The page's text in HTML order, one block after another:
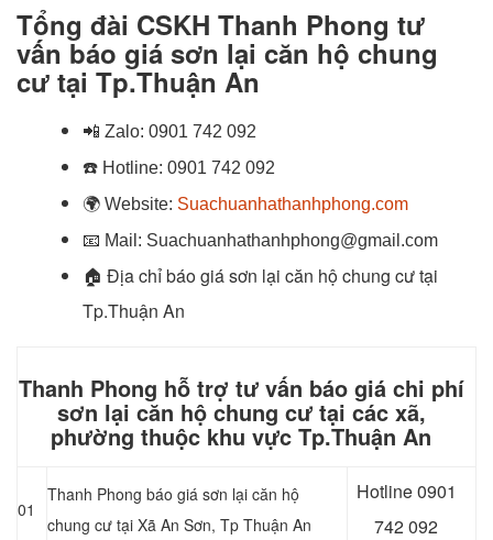
Tổng đài CSKH Thanh Phong tư
vấn báo giá sơn lại căn hộ chung
cư tại Tp.Thuận An
📲 Zalo: 0901 742 092
☎️ Hotline: 0901 742 092
🌍 Website: Suachuanhathanhphong.com
📧 Mail: Suachuanhathanhphong@gmail.com
🏠 Địa chỉ báo giá sơn lại căn hộ chung cư tại
Tp.Thuận An
Thanh Phong hỗ trợ tư vấn báo giá chi phí
sơn lại căn hộ chung cư tại các xã,
phường thuộc khu vực Tp.Thuận An
01
Thanh Phong báo giá sơn lại căn hộ
chung cư tại Xã An Sơn, Tp Thuận An
Hotline 0901
742 092